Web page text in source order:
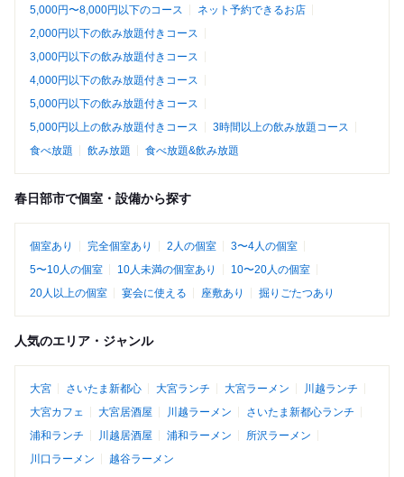
5,000円〜8,000円以下のコース
ネット予約できるお店
2,000円以下の飲み放題付きコース
3,000円以下の飲み放題付きコース
4,000円以下の飲み放題付きコース
5,000円以下の飲み放題付きコース
5,000円以上の飲み放題付きコース
3時間以上の飲み放題コース
食べ放題
飲み放題 食べ放題&飲み放題
春日部市で個室・設備から探す
個室あり 完全個室あり 2人の個室
3〜4人の個室
5〜10人の個室
10人未満の個室あり
10〜20人の個室
20人以上の個室
宴会に使える 座敷あり 掘りごたつあり
人気のエリア・ジャンル
大宮 さいたま新都心 大宮ランチ 大宮ラーメン
川越ランチ
大宮カフェ
大宮居酒屋 川越ラーメン
さいたま新都心ランチ
浦和ランチ
川越居酒屋 浦和ラーメン
所沢ラーメン
川口ラーメン
越谷ラーメン